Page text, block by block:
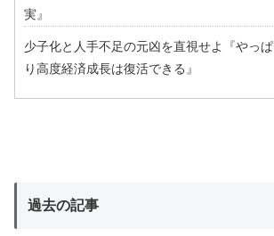
実』
少子化と人手不足の元凶を直視せよ『やっぱ
り高度経済成長は復活できる』
過去の記事